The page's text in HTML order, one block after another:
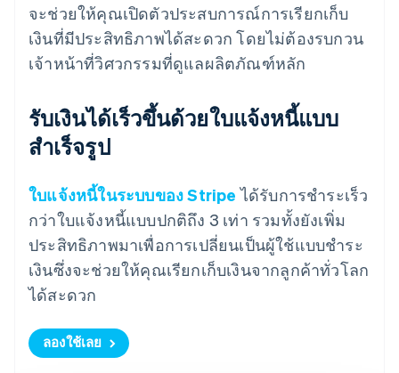
จะช่วยให้คุณเปิดตัวประสบการณ์การเรียกเก็บ
เงินที่มีประสิทธิภาพได้สะดวก โดยไม่ต้องรบกวน
เจ้าหน้าที่วิศวกรรมที่ดูแลผลิตภัณฑ์หลัก
รับเงินได้เร็วขึ้นด้วยใบแจ้งหนี้แบบ
สำเร็จรูป
ใบแจ้งหนี้ในระบบของ Stripe ได้รับการชำระเร็ว
กว่าใบแจ้งหนี้แบบปกติถึง 3 เท่า รวมทั้งยังเพิ่ม
ประสิทธิภาพมาเพื่อการเปลี่ยนเป็นผู้ใช้แบบชำระ
เงินซึ่งจะช่วยให้คุณเรียกเก็บเงินจากลูกค้าทั่วโลก
ได้สะดวก
ลองใช้เลย